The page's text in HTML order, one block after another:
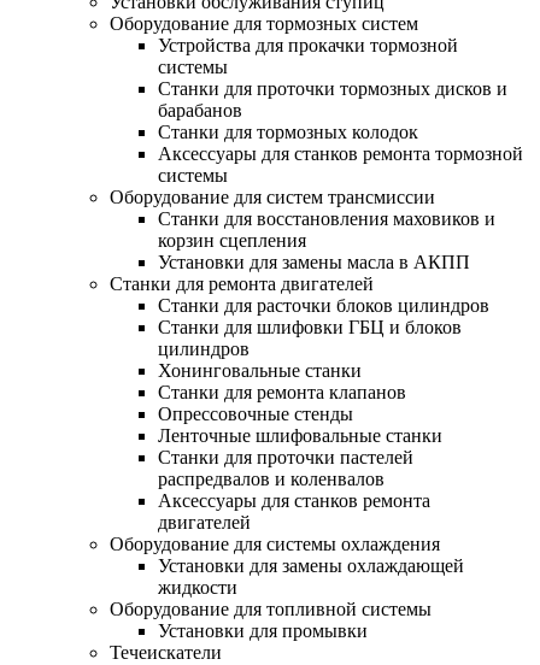
Оборудование для тормозных систем
Устройства для прокачки тормозной
системы
Станки для проточки тормозных дисков и
барабанов
Станки для тормозных колодок
Аксессуары для станков ремонта тормозной
системы
Оборудование для систем трансмиссии
Станки для восстановления маховиков и
корзин сцепления
Установки для замены масла в АКПП
Станки для ремонта двигателей
Станки для расточки блоков цилиндров
Станки для шлифовки ГБЦ и блоков
цилиндров
Хонинговальные станки
Станки для ремонта клапанов
Опрессовочные стенды
Ленточные шлифовальные станки
Станки для проточки пастелей
распредвалов и коленвалов
Аксессуары для станков ремонта
двигателей
Оборудование для системы охлаждения
Установки для замены охлаждающей
жидкости
Оборудование для топливной системы
Установки для промывки
Течеискатели